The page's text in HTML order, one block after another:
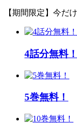
【期間限定】今だ
4話分無料！
5巻無料！